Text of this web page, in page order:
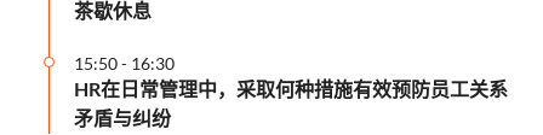
茶歇休息
15:50- 16:30
HR在日常管理中，采取何种措施有效预防员工关系
矛盾与纠纷